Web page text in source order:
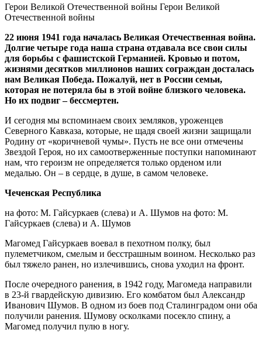
Герои Великой Отечественной войны Герои Великой
Отечественной войны
22 июня 1941 года началась Великая Отечественная война.
Долгие четыре года наша страна отдавала все свои силы
для борьбы с фашистской Германией. Кровью и потом,
жизнями десятков миллионов наших сограждан досталась
нам Великая Победа. Пожалуй, нет в России семьи,
которая не потеряла бы в этой войне близкого человека.
Но их подвиг – бессмертен.
И сегодня мы вспоминаем своих земляков, уроженцев
Северного Кавказа, которые, не щадя своей жизни защищали
Родину от «коричневой чумы». Пусть не все они отмечены
Звездой Героя, но их самоотверженные поступки напоминают
нам, что героизм не определяется только орденом или
медалью. Он – в сердце, в душе, в самом человеке.
Чеченская Республика
на фото: М. Гайсуркаев (слева) и А. Шумов на фото: М.
Гайсуркаев (слева) и А. Шумов
Магомед Гайсуркаев воевал в пехотном полку, был
пулеметчиком, смелым и бесстрашным воином. Несколько раз
был тяжело ранен, но излечившись, снова уходил на фронт.
После очередного ранения, в 1942 году, Магомеда направили
в 23-й гвардейскую дивизию. Его комбатом был Александр
Иванович Шумов. В одном из боев под Сталинградом они оба
получили ранения. Шумову осколками посекло спину, а
Магомед получил пулю в ногу.